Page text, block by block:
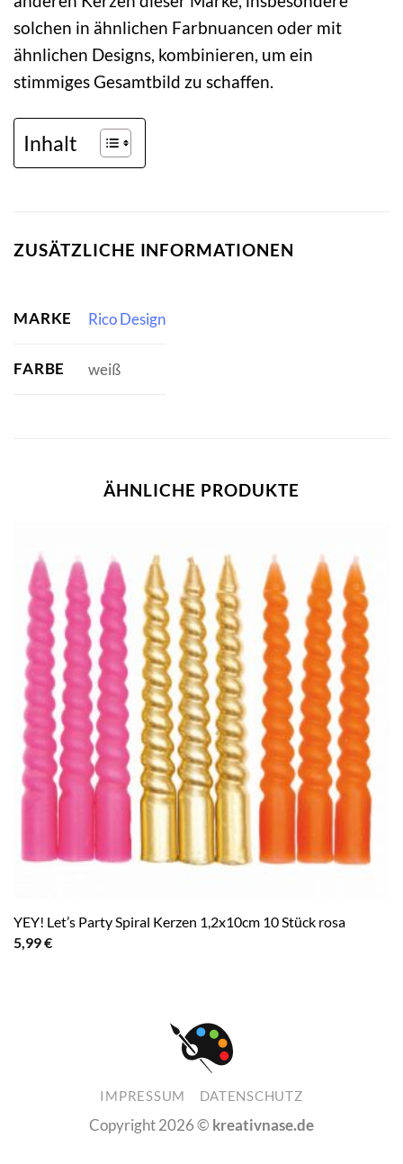
solchen in ähnlichen Farbnuancen oder mit
ähnlichen Designs, kombinieren, um ein
stimmiges Gesamtbild zu schaffen.
Inhalt
ZUSÄTZLICHE INFORMATIONEN
MARKE Rico Design
FARBE weiß
ÄHNLICHE PRODUKTE
YEY! Let’s Party Spiral Kerzen 1,2x10cm 10 Stück rosa
5,99€
IMPRESSUM DATENSCHUTZ
Copyright 2026 © kreativnase.de